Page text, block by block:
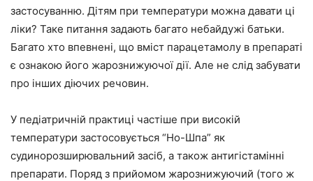
застосуванню. Дітям при температури можна давати ці
ліки? Таке питання задають багато небайдужі батьки.
Багато хто впевнені, що вміст парацетамолу в препараті
є ознакою його жарознижуючої дії. Але не слід забувати
про інших діючих речовин.
У педіатричній практиці частіше при високій
температури застосовується “Но-Шпа” як
судинорозширювальний засіб, а також антигістамінні
препарати. Поряд з прийомом жарознижуючий (того ж